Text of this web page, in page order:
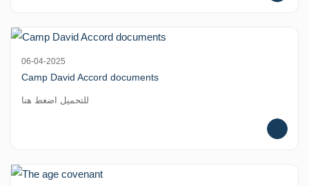
06-04-2025
Camp David Accord documents
للتحميل اضغط هنا